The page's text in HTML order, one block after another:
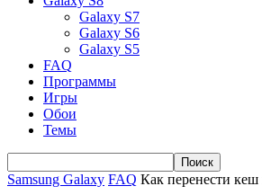
Galaxy S7
Galaxy S6
Galaxy S5
FAQ
Программы
Игры
Обои
Темы
Samsung Galaxy FAQ Как перенести кеш